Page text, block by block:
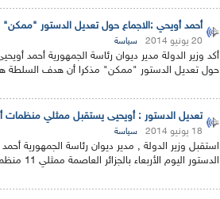
أحمد أويحي :الاجماع حول تعديل الدستور "ممكن"
20 يونيو 2014 سياسة
أكد وزير الدولة مدير ديوان رئاسة الجمهورية أحمد
حول تعديل الدستور "ممكن" مذكرا أن هدف السلطة
تعديل الدستور : أويحيى يستقبل ممثلي منظمات
18 يونيو 2014 سياسة
استقبل وزير الدولة , مدير ديوان رئاسة الجمهورية
الدستور اليوم الأربعاء بالجزائر العاصمة ممثلي 11 منظمة...